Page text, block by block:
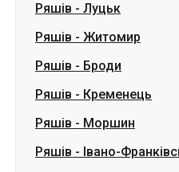
Ряшів - Луцьк
Ряшів - Житомир
Ряшів - Броди
Ряшів - Кременець
Ряшів - Моршин
Ряшів - Івано-